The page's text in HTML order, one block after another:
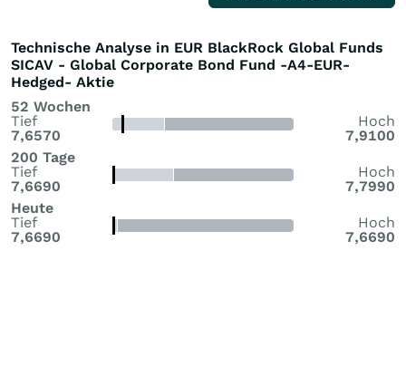
Technische Analyse in EUR BlackRock Global Funds
SICAV - Global Corporate Bond Fund -A4-EUR-
Hedged- Aktie
52 Wochen
Tief
7,6570
Hoch
7,9100
200 Tage
Tief
7,6690
Hoch
7,7990
Heute
Tief
7,6690
Hoch
7,6690